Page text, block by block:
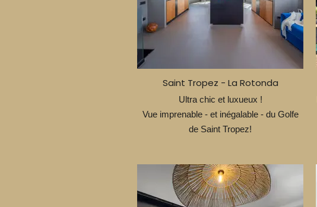
Saint Tropez - La Rotonda
Ultra chic et luxueux !
Vue imprenable - et inégalable - du Golfe
de Saint Tropez!